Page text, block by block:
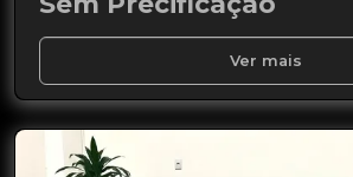
Ver mais